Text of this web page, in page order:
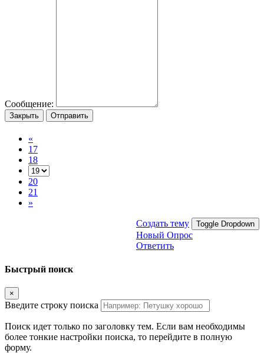
Сообщение:
Закрыть Отправить
«
17
18
20
21
»
Создать тему Toggle Dropdown
Новый Опрос
Ответить
Быстрый поиск
×
Введите строку поиска
Поиск идет только по заголовку тем. Если вам необходимы
более тонкие настройки поиска, то перейдите в полную
форму.